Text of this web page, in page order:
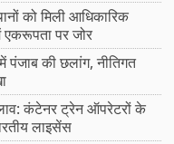
को मिली आधिकारिक
एकरूपता पर जोर
पंजाब की छलांग, नीतिगत
कंटेनर ट्रेन ऑपरेटरों के
लाइसेंस